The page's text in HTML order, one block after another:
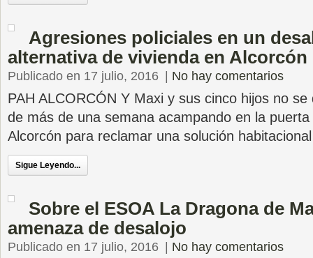
Agresiones policiales en un
alternativa de vivienda en Alcorcón
Publicado en 17 julio, 2016 No hay comentarios
PAH ALCORCÓN Y Maxi y sus cinco hijos no
de más de una semana acampando en la
Alcorcón para reclamar una solución
Sigue Leyendo...
Sobre el ESOA La Dragona de
amenaza de desalojo
Publicado en 17 julio, 2016 No hay comentarios